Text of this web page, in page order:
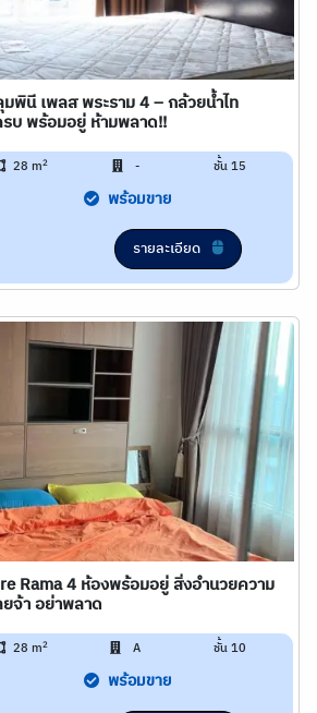
มพินี เพลส พระราม 4 – กล้วยน้ำไท
บ พร้อมอยู่ ห้ามพลาด!!
28 m2 - ชั้น 15
พร้อมขาย
รายละเอียด
Rama 4 ห้องพร้อมอยู่ สิ่งอำนวยความ
จ้า อย่าพลาด
28 m2 A ชั้น 10
พร้อมขาย